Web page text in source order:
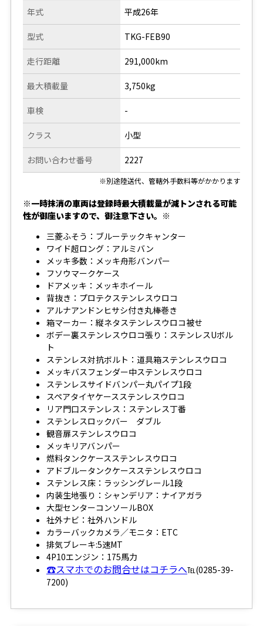
年式
型式
走行距離
平成26年
TKG-FEB90
291,000km
最大積載量
車検
クラス
お問い合わせ番号
3,750kg
-
小型
2227
※別途陸送代、管轄外手数料等がかかります
※一時抹消の車両は登録時最大積載量が減トンされる可能
性が御座いますので、御注意下さい。※
三菱ふそう：ブルーテックキャンター
ワイド超ロング：アルミバン
メッキ多数：メッキ舟形バンパー
フソウマークケース
ドアメッキ：メッキホイール
背抜き：プロテクステンレスウロコ
アルナアンドンヒサシ付き丸棒巻き
箱マーカー：縦ネタステンレスウロコ被せ
ボデー裏ステンレスウロコ張り：ステンレスUボル
ト
ステンレス対抗ボルト：道具箱ステンレスウロコ
メッキバスフェンダー中ステンレスウロコ
ステンレスサイドバンパー丸パイプ1段
スペアタイヤケースステンレスウロコ
リア門口ステンレス：ステンレス丁番
ステンレスロックバー ダブル
観音扉ステンレスウロコ
メッキリアバンパー
燃料タンクケースステンレスウロコ
アドブルータンクケースステンレスウロコ
ステンレス床：ラッシングレール1段
内装生地張り：シャンデリア：ナイアガラ
大型センターコンソールBOX
社外ナビ：社外ハンドル
カラーバックカメラ／モニタ：ETC
排気ブレーキ:5速MT
4P10エンジン：175馬力
☎スマホでのお問合せはコチラへ℡(0285-39-
7200)